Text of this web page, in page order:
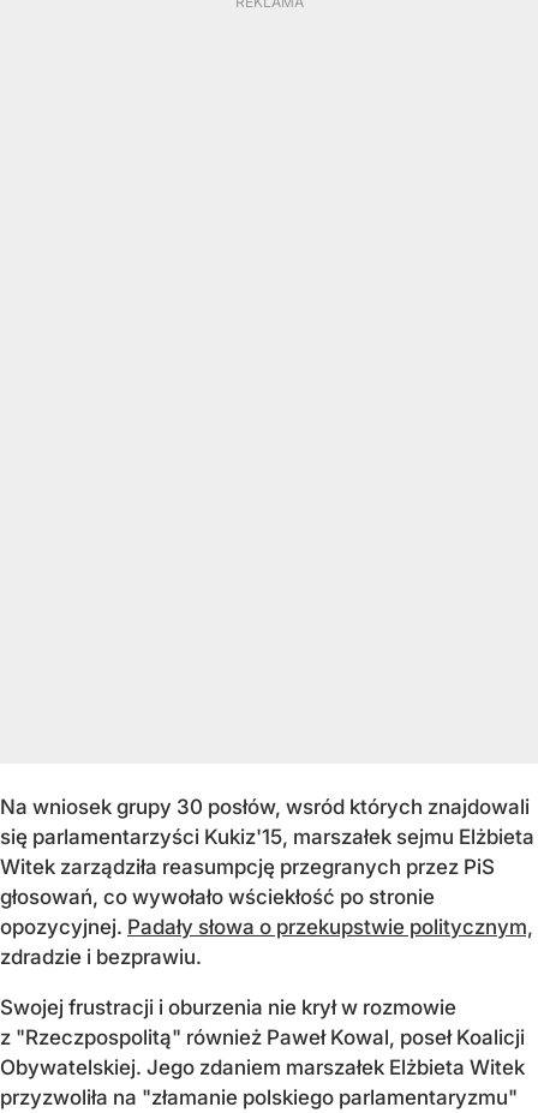
Na wniosek grupy 30 posłów, wsród których znajdowali
się parlamentarzyści Kukiz'15, marszałek sejmu Elżbieta
Witek zarządziła reasumpcję przegranych przez PiS
głosowań, co wywołało wściekłość po stronie
opozycyjnej. Padały słowa o przekupstwie politycznym,
zdradzie i bezprawiu.
Swojej frustracji i oburzenia nie krył w rozmowie
z "Rzeczpospolitą" również Paweł Kowal, poseł Koalicji
Obywatelskiej. Jego zdaniem marszałek Elżbieta Witek
przyzwoliła na "złamanie polskiego parlamentaryzmu"